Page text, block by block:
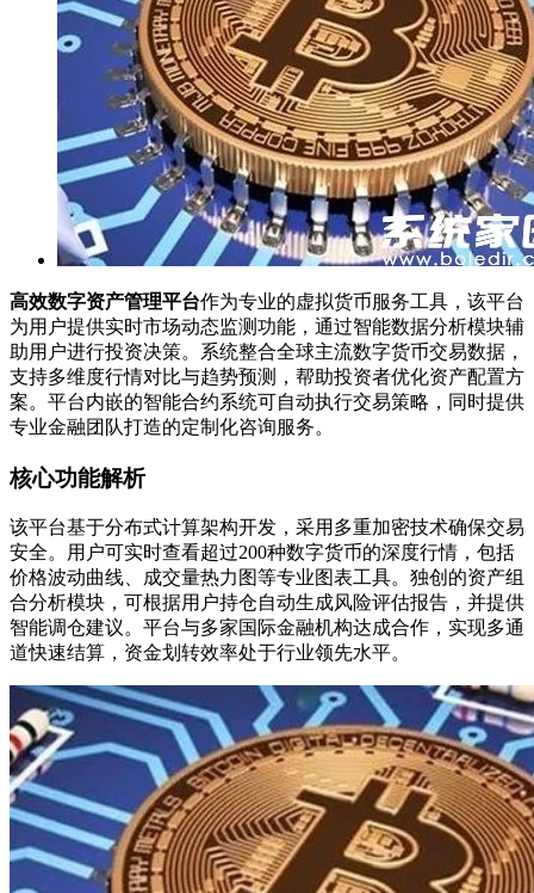
高效数字资产管理平台作为专业的虚拟货币服务工具，该平台
为用户提供实时市场动态监测功能，通过智能数据分析模块辅
助用户进行投资决策。系统整合全球主流数字货币交易数据，
支持多维度行情对比与趋势预测，帮助投资者优化资产配置方
案。平台内嵌的智能合约系统可自动执行交易策略，同时提供
专业金融团队打造的定制化咨询服务。
核心功能解析
该平台基于分布式计算架构开发，采用多重加密技术确保交易
安全。用户可实时查看超过200种数字货币的深度行情，包括
价格波动曲线、成交量热力图等专业图表工具。独创的资产组
合分析模块，可根据用户持仓自动生成风险评估报告，并提供
智能调仓建议。平台与多家国际金融机构达成合作，实现多通
道快速结算，资金划转效率处于行业领先水平。